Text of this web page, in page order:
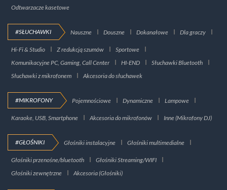
Odtwarzacze kasetowe
#SŁUCHAWKI Nauszne Douszne Dokanałowe Dla graczy
Hi-Fi & Studio Z redukcją szumów
Sportowe
Komunikacyjne PC, Gaming, Call Center
HI-END
Słuchawki Bluetooth
Słuchawki z mikrofonem
Akcesoria do słuchawek
#MIKROFONY Pojemnościowe Dynamiczne Lampowe
Karaoke, USB, Smartphone Akcesoria do mikrofonów Inne (Mikrofony DJ)
#GŁOŚNIKI Głośniki instalacyjne Głośniki multimedialne
Głośniki przenośne/bluetooth
Głośniki Streaming/WIFI
Głośniki zewnętrzne
Akcesoria (Głośniki)